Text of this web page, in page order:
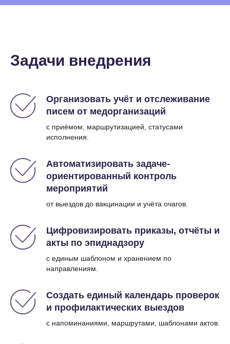
Задачи внедрения
Организовать учёт и отслеживание
писем от медорганизаций
с приёмом, маршрутизацией, статусами
исполнения.
Автоматизировать задаче-
ориентированный контроль
мероприятий
от выездов до вакцинации и учёта очагов.
Цифровизировать приказы, отчёты и
акты по эпиднадзору
с единым шаблоном и хранением по
направлениям.
Создать единый календарь проверок
и профилактических выездов
с напоминаниями, маршрутами, шаблонами актов.